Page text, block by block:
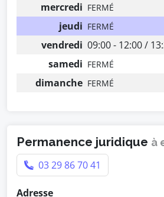
mercredi FERMÉ
jeudi FERMÉ
vendredi 09:00 - 12:00 /
samedi FERMÉ
dimanche FERMÉ
Permanence juridique à
03 29 86 70 41
Adresse